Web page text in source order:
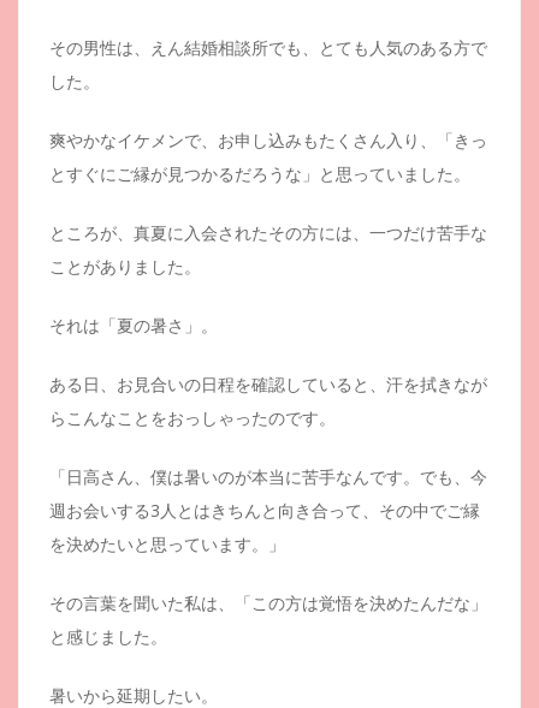
その男性は、えん結婚相談所でも、とても人気のある方で
した。
爽やかなイケメンで、お申し込みもたくさん入り、「きっ
とすぐにご縁が見つかるだろうな」と思っていました。
ところが、真夏に入会されたその方には、一つだけ苦手な
ことがありました。
それは「夏の暑さ」。
ある日、お見合いの日程を確認していると、汗を拭きなが
らこんなことをおっしゃったのです。
「日高さん、僕は暑いのが本当に苦手なんです。でも、今
週お会いする3人とはきちんと向き合って、その中でご縁
を決めたいと思っています。」
その言葉を聞いた私は、「この方は覚悟を決めたんだな」
と感じました。
暑いから延期したい。